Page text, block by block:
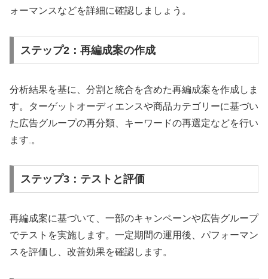
ォーマンスなどを詳細に確認しましょう。
ステップ2：再編成案の作成
分析結果を基に、分割と統合を含めた再編成案を作成しま
す。ターゲットオーディエンスや商品カテゴリーに基づい
た広告グループの再分類、キーワードの再選定などを行い
ます 。
ステップ3：テストと評価
再編成案に基づいて、一部のキャンペーンや広告グループ
でテストを実施します。一定期間の運用後、パフォーマン
スを評価し、改善効果を確認します。